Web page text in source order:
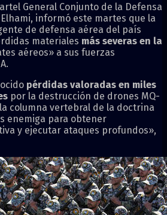
General Conjunto de la Defensa
informó este martes que la
de defensa aérea del país
materiales más severas en la
aéreos» a sus fuerzas
pérdidas valoradas en miles
por la destrucción de drones MQ-
columna vertebral de la doctrina
enemiga para obtener
y ejecutar ataques profundos»,